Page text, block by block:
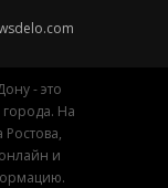
- это
На
Ростова,
и